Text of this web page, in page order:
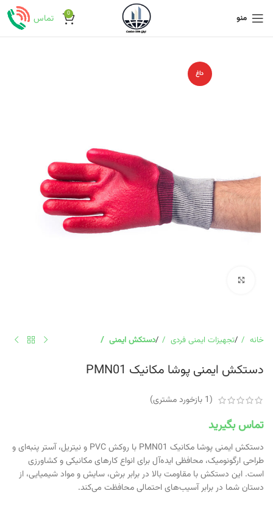
منو 0 تماس
داغ
خانه تجهیزات ایمنی فردی دستکش ایمنی
دستکش ایمنی پوشا مکانیک PMN01
(
1 بازخورد مشتری)
تماس بگیرید
دستکش ایمنی پوشا مکانیک PMN01 با روکش PVC و نیتریل، آستر پنبه‌ای و
طراحی ارگونومیک، محافظی ایده‌آل برای انواع کارهای مکانیکی و کشاورزی
است. این دستکش با مقاومت بالا در برابر برش، سایش و مواد شیمیایی، از
دستان شما در برابر آسیب‌های احتمالی محافظت می‌کند.